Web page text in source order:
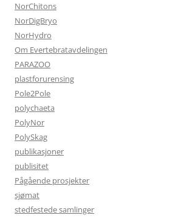
NorChitons
NorDigBryo
NorHydro
Om Evertebratavdelingen
PARAZOO
plastforurensing
Pole2Pole
polychaeta
PolyNor
PolySkag
publikasjoner
publisitet
Pågående prosjekter
sjømat
stedfestede samlinger